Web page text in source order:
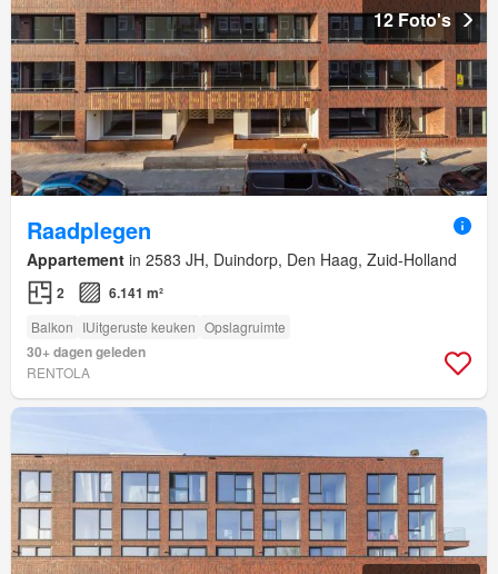
12 Foto's
Raadplegen
Appartement in 2583 JH, Duindorp, Den Haag, Zuid-Holland
2 6.141 m²
Balkon IUitgeruste keuken Opslagruimte
30+ dagen geleden
RENTOLA